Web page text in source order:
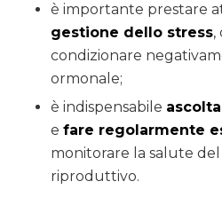
è importante prestare
gestione dello stress,
condizionare
ormonale;
è indispensabile
e fare regolarmente
monitorare la salute del
riproduttivo.